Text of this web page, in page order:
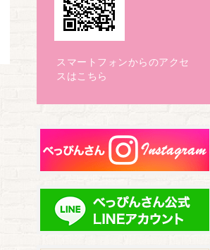
スマートフォンからのアクセ
スはこちら